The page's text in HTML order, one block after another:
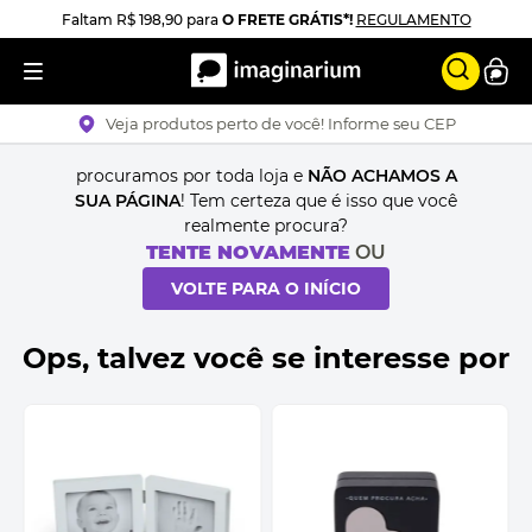
Faltam R$ 198,90paraO FRETE GRÁTIS*! REGULAMENTO
Veja produtos perto de você! Informe seu CEP
procuramos por toda loja e NÃO ACHAMOS A
SUA PÁGINA! Tem certeza que é isso que você
realmente procura?
TENTE NOVAMENTE OU
VOLTE PARA O INÍCIO
Ops, talvez você se interesse por